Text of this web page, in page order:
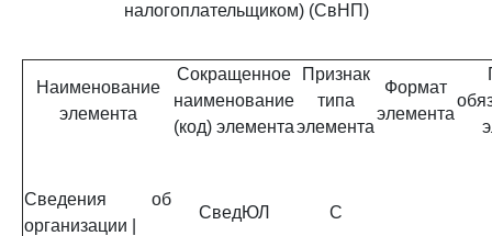
налогоплательщиком) (СвНП)
Наименование
элемента
Сокращенное
наименование
(код) элемента
Признак
типа
элемента
Формат
элемента
Сведения об
организации |
СведЮЛ С